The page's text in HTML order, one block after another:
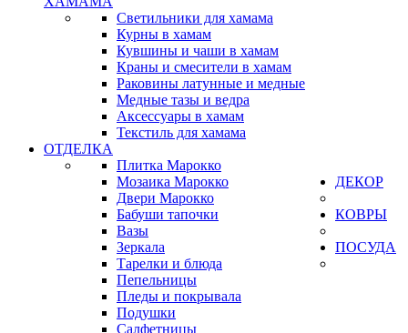
Светильники для хамама
Курны в хамам
Кувшины и чаши в хамам
Краны и смесители в хамам
Раковины латунные и медные
Медные тазы и ведра
Аксессуары в хамам
Текстиль для хамама
ОТДЕЛКА
Плитка Марокко
Мозаика Марокко
Двери Марокко
ДЕКОР
Бабуши тапочки
Вазы
Зеркала
Тарелки и блюда
Пепельницы
Пледы и покрывала
Подушки
Салфетницы
КОВРЫ
ПОСУДА